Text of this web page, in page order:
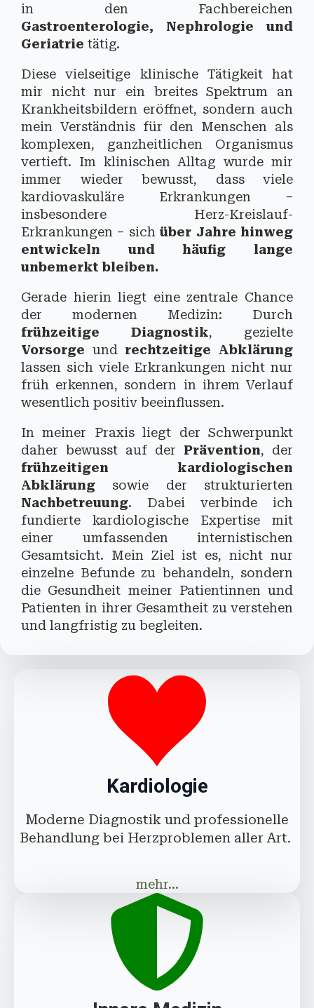
in den Fachbereichen
Gastroenterologie, Nephrologie und
Geriatrie tätig.
Diese vielseitige klinische Tätigkeit hat
mir nicht nur ein breites Spektrum an
Krankheitsbildern eröffnet, sondern auch
mein Verständnis für den Menschen als
komplexen, ganzheitlichen Organismus
vertieft. Im klinischen Alltag wurde mir
immer wieder bewusst, dass viele
kardiovaskuläre Erkrankungen –
insbesondere Herz-Kreislauf-
Erkrankungen – sichüber Jahre hinweg
entwickeln und häufig lange
unbemerkt bleiben.
Gerade hierin liegt eine zentrale Chance
der modernen Medizin: Durch
frühzeitige Diagnostik, gezielte
Vorsorge und rechtzeitige Abklärung
lassen sich viele Erkrankungen nicht nur
früh erkennen, sondern in ihrem Verlauf
wesentlich positiv beeinflussen.
In meiner Praxis liegt der Schwerpunkt
daher bewusst auf der Prävention, der
frühzeitigen kardiologischen
Abklärung sowie der strukturierten
Nachbetreuung. Dabei verbinde ich
fundierte kardiologische Expertise mit
einer umfassenden internistischen
Gesamtsicht. Mein Ziel ist es, nicht nur
einzelne Befunde zu behandeln, sondern
die Gesundheit meiner Patientinnen und
Patienten in ihrer Gesamtheit zu verstehen
und langfristig zu begleiten.
Kardiologie
Moderne Diagnostik und professionelle
Behandlung bei Herzproblemen aller Art.
mehr...